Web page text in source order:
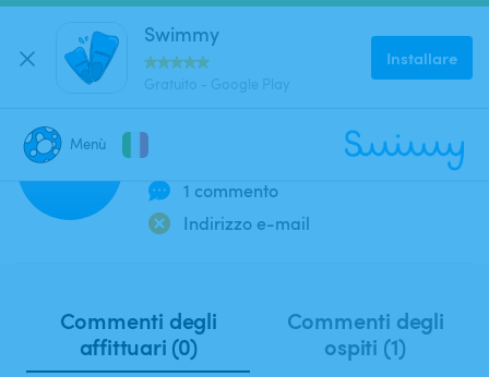
Swimmy
Installare
Menù
Dove stai cercando una piscina?
Quando?
KA
1 commento
Indirizzo e-mail
Commenti degli
affittuari (0)
Commenti degli
ospiti (1)